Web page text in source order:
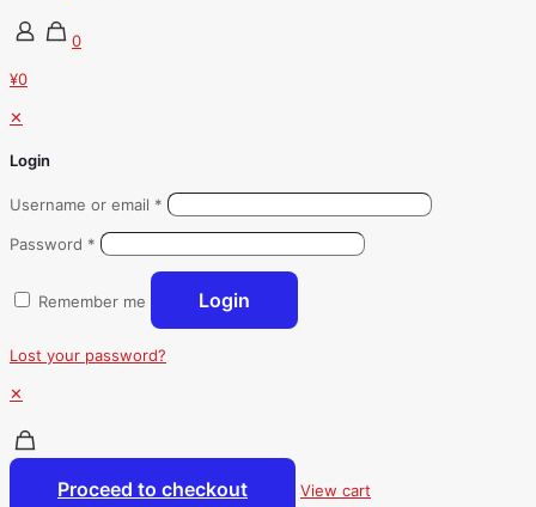
0
¥0
✕
Login
Username or email *
Password *
Remember me Login
Lost your password?
✕
Proceed to checkout View cart